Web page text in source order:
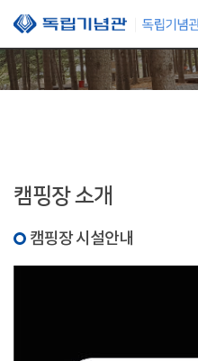
본문 바로가기
캠핑장 소개
캠핑장 시설안내